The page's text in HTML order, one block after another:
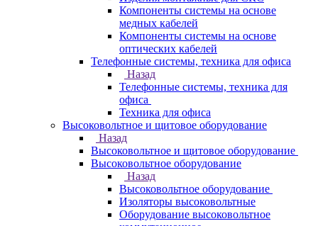
Компоненты системы на основе
медных кабелей
Компоненты системы на основе
оптических кабелей
Телефонные системы, техника для офиса
Назад
Телефонные системы, техника для
офиса
Техника для офиса
Высоковольтное и щитовое оборудование
Назад
Высоковольтное и щитовое оборудование
Высоковольтное оборудование
Назад
Высоковольтное оборудование
Изоляторы высоковольтные
Оборудование высоковольтное